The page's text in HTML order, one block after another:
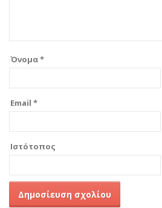
Όνομα*
Email *
Ιστότοπος